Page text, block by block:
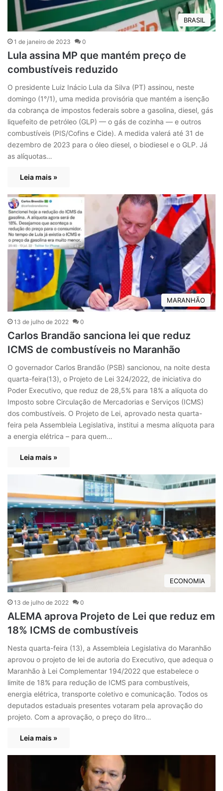
BRASIL
1 de janeiro de 2023 0
Lula assina MP que mantém preço de
combustíveis reduzido
O presidente Luiz Inácio Lula da Silva (PT) assinou, neste
domingo (1°/1), uma medida provisória que mantém a isenção
da cobrança de impostos federais sobre a gasolina, diesel, gás
liquefeito de petróleo (GLP) — o gás de cozinha — e outros
combustíveis (PIS/Cofins e Cide). A medida valerá até 31 de
dezembro de 2023 para o óleo diesel, o biodiesel e o GLP. Já
as alíquotas…
Leia mais »
MARANHÃO
13 de julho de 2022 0
Carlos Brandão sanciona lei que reduz
ICMS de combustíveis no Maranhão
O governador Carlos Brandão (PSB) sancionou, na noite desta
quarta-feira(13), o Projeto de Lei 324/2022, de iniciativa do
Poder Executivo, que reduz de 28,5% para 18% a alíquota do
Imposto sobre Circulação de Mercadorias e Serviços (ICMS)
dos combustíveis. O Projeto de Lei, aprovado nesta quarta-
feira pela Assembleia Legislativa, institui a mesma alíquota para
a energia elétrica – para quem…
Leia mais »
ECONOMIA
13 de julho de 2022 0
ALEMA aprova Projeto de Lei que reduz em
18% ICMS de combustíveis
Nesta quarta-feira (13), a Assembleia Legislativa do Maranhão
aprovou o projeto de lei de autoria do Executivo, que adequa o
Maranhão à Lei Complementar 194/2022 que estabelece o
limite de 18% para redução de ICMS para combustíveis,
energia elétrica, transporte coletivo e comunicação. Todos os
deputados estaduais presentes votaram pela aprovação do
projeto. Com a aprovação, o preço do litro…
Leia mais »